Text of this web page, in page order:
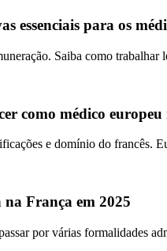
essenciais para os
Saiba como trabalhar
como médico
e domínio do francês.
França em 2025
por várias formalidades